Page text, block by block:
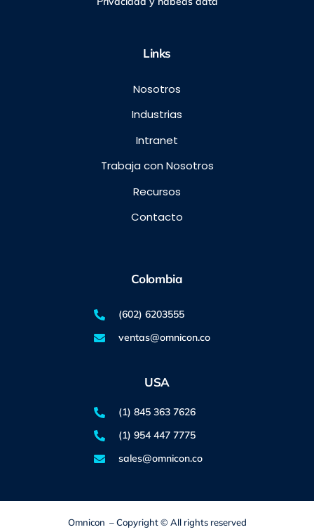
Links
Nosotros
Industrias
Intranet
Trabaja con Nosotros
Recursos
Contacto
Colombia
(602) 6203555
ventas@omnicon.co
USA
(1) 845 363 7626
(1) 954 447 7775
sales@omnicon.co
Omnicon – Copyright © All rights reserved